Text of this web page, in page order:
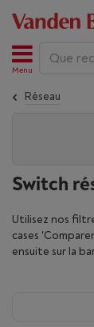
Menu
Réseau
Switch
Utilisez nos
cases
ensuite sur la